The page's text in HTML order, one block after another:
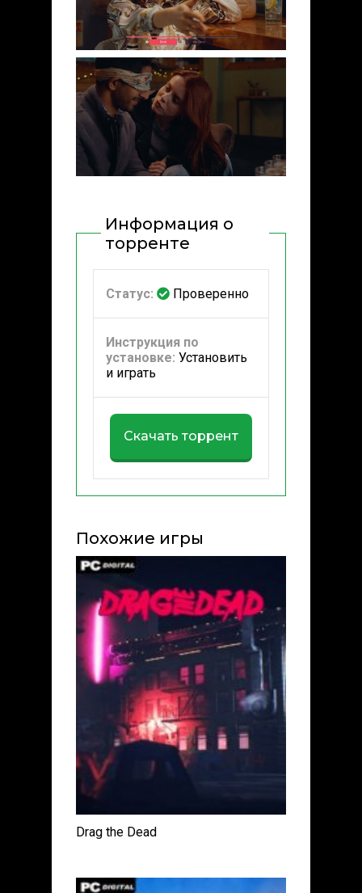
Информация о
торренте
Статус: Проверенно
Инструкция по
установке: Установить
и играть
Скачать торрент
Похожие игры
Drag the Dead